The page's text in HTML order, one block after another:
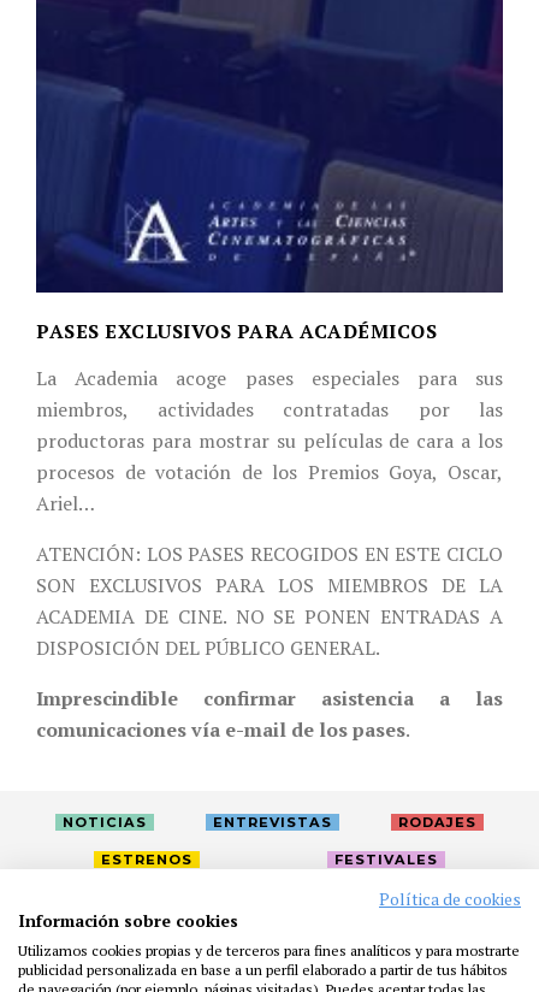
PASES EXCLUSIVOS PARA ACADÉMICOS
La Academia acoge pases especiales para sus
miembros, actividades contratadas por las
productoras para mostrar su películas de cara a los
procesos de votación de los Premios Goya, Oscar,
Ariel…
ATENCIÓN: LOS PASES RECOGIDOS EN ESTE CICLO
SON EXCLUSIVOS PARA LOS MIEMBROS DE LA
ACADEMIA DE CINE. NO SE PONEN ENTRADAS A
DISPOSICIÓN DEL PÚBLICO GENERAL.
Imprescindible confirmar asistencia a las
comunicaciones vía e-mail de los pases.
NOTICIAS ENTREVISTAS RODAJES
ESTRENOS FESTIVALES
PRENSA
FUNDACIÓN RESIDENCIAS AYUDAS
Política de cookies
Información sobre cookies
Utilizamos cookies propias y de terceros para fines analíticos y para mostrarte
publicidad personalizada en base a un perfil elaborado a partir de tus hábitos